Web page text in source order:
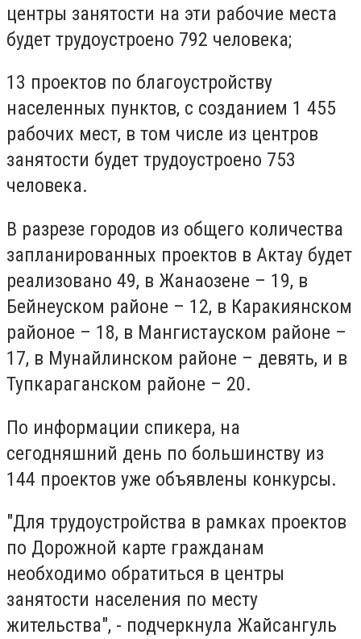
центры занятости на эти рабочие места
будет трудоустроено 792 человека;
13 проектов по благоустройству
населенных пунктов, с созданием 1 455
рабочих мест, в том числе из центров
занятости будет трудоустроено 753
человека.
В разрезе городов из общего количества
запланированных проектов в Актау будет
реализовано 49, в Жанаозене – 19, в
Бейнеуском районе – 12, в Каракиянском
районое – 18, в Мангистауском районе –
17, в Мунайлинском районе – девять, и в
Тупкараганском районе – 20.
По информации спикера, на
сегодняшний день по большинству из
144 проектов уже объявлены конкурсы.
"Для трудоустройства в рамках проектов
по Дорожной карте гражданам
необходимо обратиться в центры
занятости населения по месту
жительства", - подчеркнула Жайсангуль